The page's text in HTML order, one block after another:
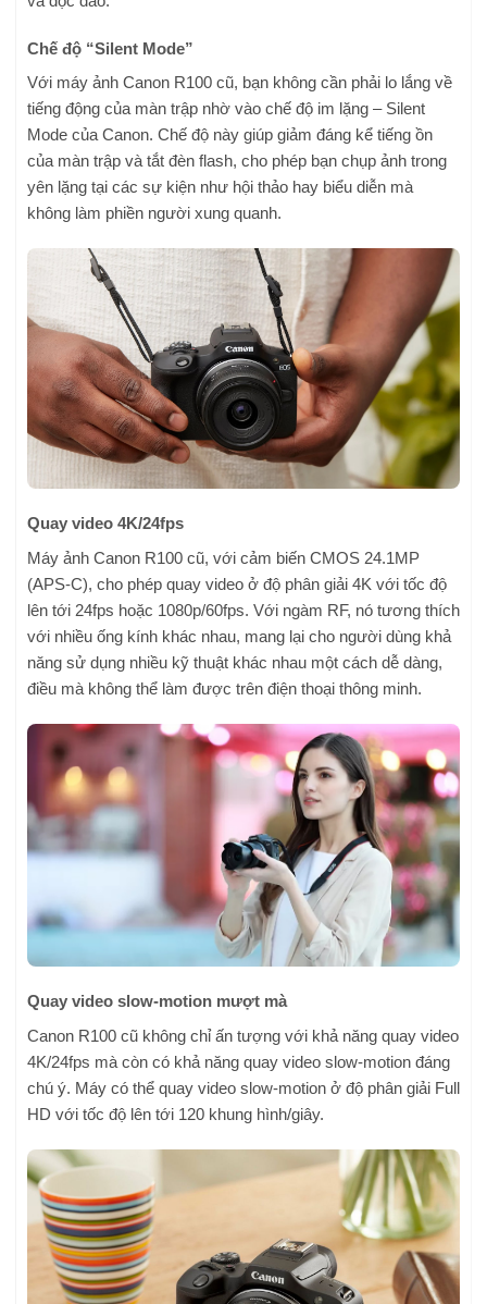
Chế độ “Silent Mode”
Với máy ảnh Canon R100 cũ, bạn không cần phải lo lắng về
tiếng động của màn trập nhờ vào chế độ im lặng – Silent
Mode của Canon. Chế độ này giúp giảm đáng kể tiếng ồn
của màn trập và tắt đèn flash, cho phép bạn chụp ảnh trong
yên lặng tại các sự kiện như hội thảo hay biểu diễn mà
không làm phiền người xung quanh.
Quay video 4K/24fps
Máy ảnh Canon R100 cũ, với cảm biến CMOS 24.1MP
(APS-C), cho phép quay video ở độ phân giải 4K với tốc độ
lên tới 24fps hoặc 1080p/60fps. Với ngàm RF, nó tương thích
với nhiều ống kính khác nhau, mang lại cho người dùng khả
năng sử dụng nhiều kỹ thuật khác nhau một cách dễ dàng,
điều mà không thể làm được trên điện thoại thông minh.
Quay video slow-motion mượt mà
Canon R100 cũ không chỉ ấn tượng với khả năng quay video
4K/24fps mà còn có khả năng quay video slow-motion đáng
chú ý. Máy có thể quay video slow-motion ở độ phân giải Full
HD với tốc độ lên tới 120 khung hình/giây.